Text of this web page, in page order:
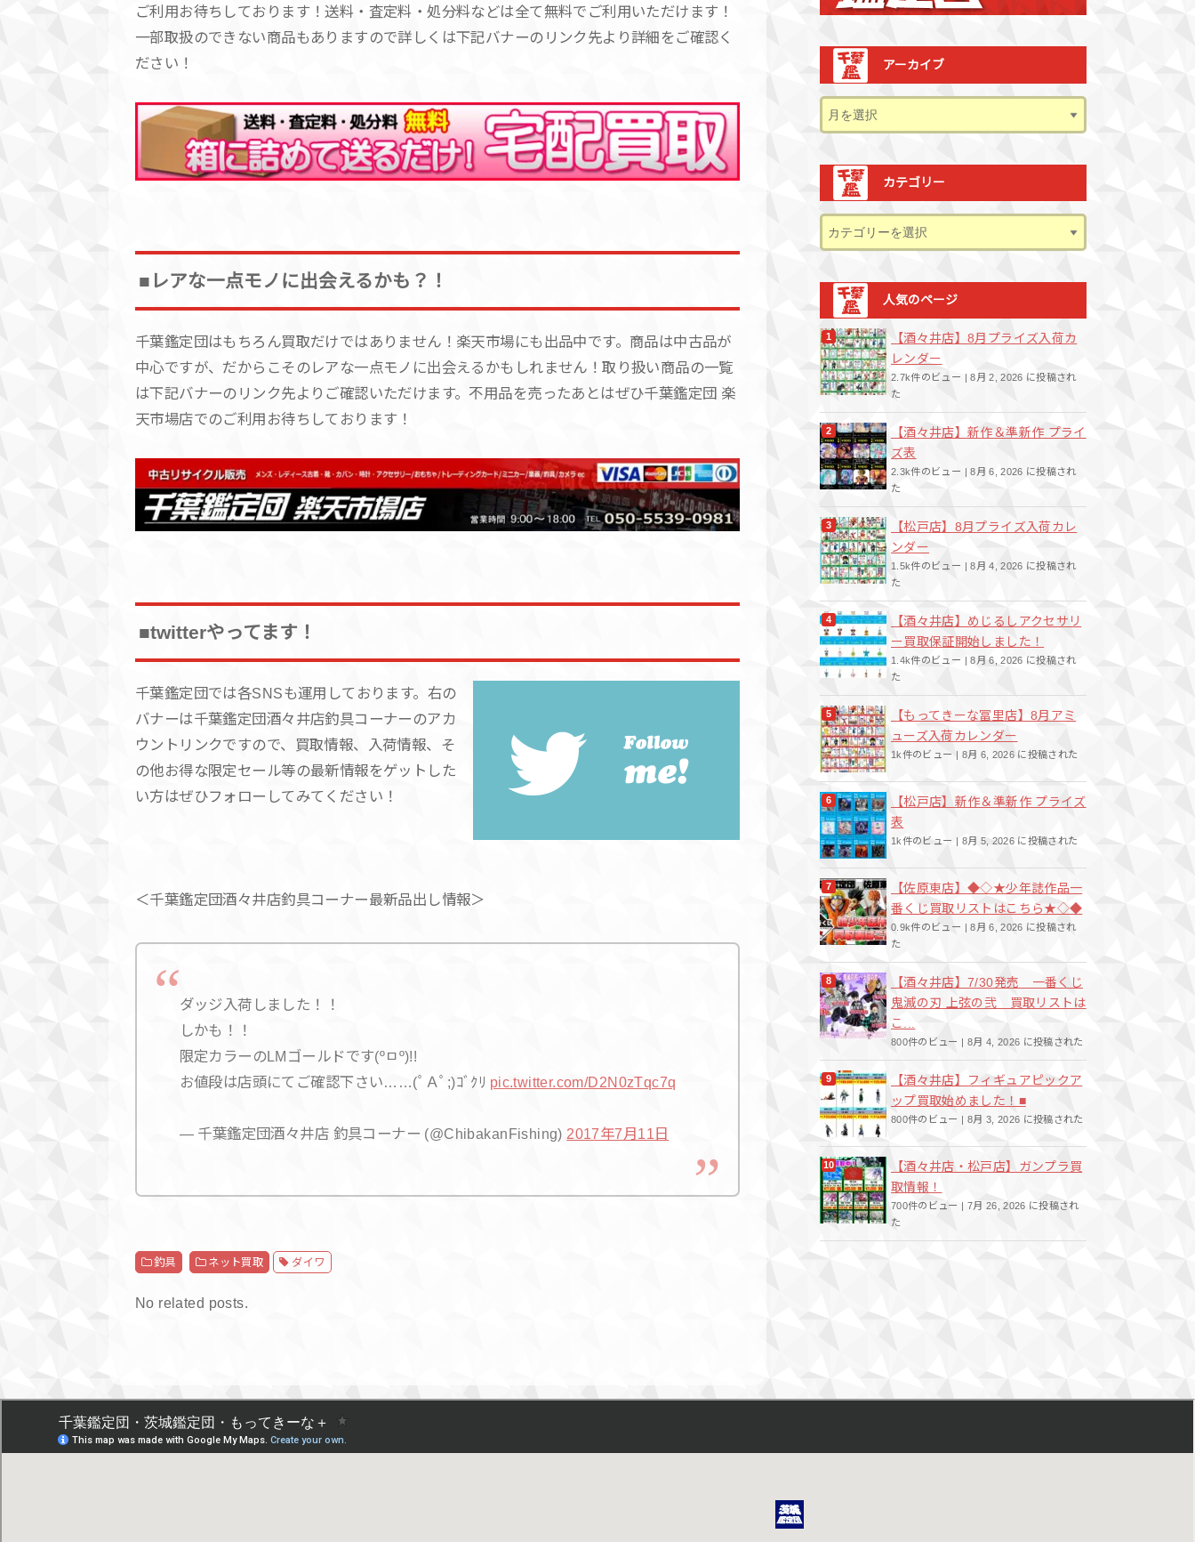
ご利用お待ちしております！送料・査定料・処分料などは全て無料でご利用いただけます！
一部取扱のできない商品もありますので詳しくは下記バナーのリンク先より詳細をご確認く
ださい！
■レアな一点モノに出会えるかも？！
千葉鑑定団はもちろん買取だけではありません！楽天市場にも出品中です。商品は中古品が
中心ですが、だからこそのレアな一点モノに出会えるかもしれません！取り扱い商品の一覧
は下記バナーのリンク先よりご確認いただけます。不用品を売ったあとはぜひ千葉鑑定団 楽
天市場店でのご利用お待ちしております！
■twitterやってます！
千葉鑑定団では各SNSも運用しております。右の
バナーは千葉鑑定団酒々井店釣具コーナーのアカ
ウントリンクですので、買取情報、入荷情報、そ
の他お得な限定セール等の最新情報をゲットした
い方はぜひフォローしてみてください！
＜千葉鑑定団酒々井店釣具コーナー最新品出し情報＞
ダッジ入荷しました！！
しかも！！
限定カラーのLMゴールドです(ºㅁº)!!
お値段は店頭にてご確認下さい……(ﾟＡﾟ;)ｺﾞｸﾘ pic.twitter.com/D2N0zTqc7q
— 千葉鑑定団酒々井店 釣具コーナー (@ChibakanFishing) 2017年7月11日
釣具 ネット買取 ダイワ
No related posts.
アーカイブ
カテゴリー
人気のページ
【酒々井店】8月プライズ入荷カ
レンダー
2.7k件のビュー |8月 2, 2026 に投稿され
た
【酒々井店】新作＆準新作 プライ
ズ表
2.3k件のビュー |8月 6, 2026 に投稿され
た
【松戸店】8月プライズ入荷カレ
ンダー
1.5k件のビュー |8月 4, 2026 に投稿され
た
【酒々井店】めじるしアクセサリ
ー買取保証開始しました！
1.4k件のビュー |8月 6, 2026 に投稿され
た
【もってきーな冨里店】8月アミ
ューズ入荷カレンダー
1k件のビュー | 8月 6, 2026 に投稿された
【松戸店】新作＆準新作 プライズ
表
1k件のビュー | 8月 5, 2026 に投稿された
【佐原東店】◆◇★少年誌作品一
番くじ買取リストはこちら★◇◆
0.9k件のビュー |8月 6, 2026 に投稿され
た
【酒々井店】7/30発売 一番くじ
鬼滅の刃 上弦の弐 買取リストは
こ...
800件のビュー | 8月 4, 2026 に投稿された
【酒々井店】フィギュアピックア
ップ買取始めました！■
800件のビュー | 8月 3, 2026 に投稿された
【酒々井店・松戸店】ガンプラ買
取情報！
700件のビュー | 7月 26, 2026 に投稿され
た